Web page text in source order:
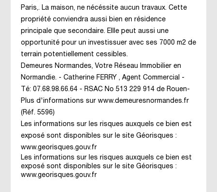
Paris,. La maison, ne nécéssite aucun travaux. Cette
propriété conviendra aussi bien en résidence
principale que secondaire. Ellle peut aussi une
opportunité pour un investissuer avec ses 7000 m2 de
terrain potentiellement cessibles.
Demeures Normandes, Votre Réseau Immobilier en
Normandie. - Catherine FERRY , Agent Commercial -
Té: 07.68.98.66.64 - RSAC No 513 229 914 de Rouen-
Plus d'informations sur www.demeuresnormandes.fr
(Réf. 5596)
Les informations sur les risques auxquels ce bien est
exposé sont disponibles sur le site Géorisques :
www.georisques.gouv.fr
Les informations sur les risques auxquels ce bien est
exposé sont disponibles sur le site Géorisques :
www.georisques.gouv.fr